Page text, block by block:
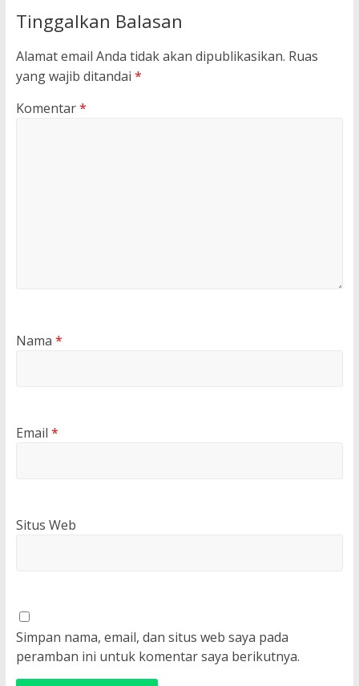
Tinggalkan Balasan
Alamat email Anda tidak akan dipublikasikan. Ruas
yang wajib ditandai *
Komentar*
Nama *
Email *
Situs Web
Simpan nama, email, dan situs web saya pada
peramban ini untuk komentar saya berikutnya.